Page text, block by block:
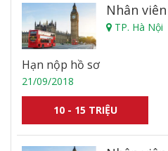
Nhân
TP. Hà Nội
Hạn nộp hồ sơ
21/09/2018
10 - 15 TRIỆU